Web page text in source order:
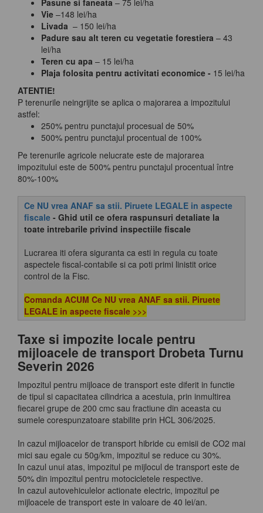
Pasune si faneata – 75 lei/ha
Vie –148 lei/ha
Livada – 150 lei/ha
Padure sau alt teren cu vegetatie forestiera – 43
lei/ha
Teren cu apa – 15 lei/ha
Plaja folosita pentru activitati economice - 15 lei/ha
ATENTIE!
P terenurile neingrijite se aplica o majorarea a impozitului
astfel:
250% pentru punctajul procesual de 50%
500% pentru punctajul procentual de 100%
Pe terenurile agricole nelucrate este de majorarea
impozitului este de 500% pentru punctajul procentual între
80%-100%
Ce NU vrea ANAF sa stii. Piruete LEGALE in aspecte
fiscale - Ghid util ce ofera raspunsuri detaliate la
toate intrebarile privind inspectiile fiscale
Lucrarea iti ofera siguranta ca esti in regula cu toate
aspectele fiscal-contabile si ca poti primi linistit orice
control de la Fisc.
Comanda ACUM Ce NU vrea ANAF sa stii. Piruete
LEGALE in aspecte fiscale >>>
Taxe si impozite locale pentru
mijloacele de transport Drobeta Turnu
Severin 2026
Impozitul pentru mijloace de transport este diferit in functie
de tipul si capacitatea cilindrica a acestuia, prin inmultirea
fiecarei grupe de 200 cmc sau fractiune din aceasta cu
sumele corespunzatoare stabilite prin HCL 306/2025.
In cazul mijloacelor de transport hibride cu emisii de CO2 mai
mici sau egale cu 50g/km, impozitul se reduce cu 30%.
In cazul unui atas, impozitul pe mijlocul de transport este de
50% din impozitul pentru motocicletele respective.
In cazul autovehiculelor actionate electric, impozitul pe
mijloacele de transport este in valoare de 40 lei/an.